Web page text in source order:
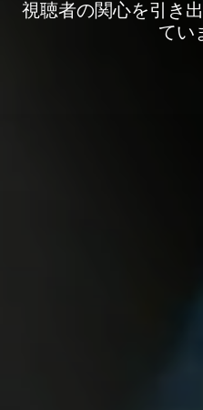
視聴者の関心を引き
てい